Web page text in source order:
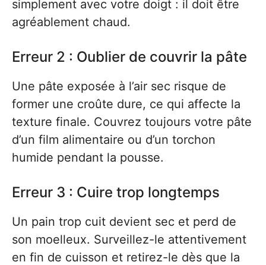
simplement avec votre doigt : il doit être
agréablement chaud.
Erreur 2 : Oublier de couvrir la pâte
Une pâte exposée à l’air sec risque de
former une croûte dure, ce qui affecte la
texture finale. Couvrez toujours votre pâte
d’un film alimentaire ou d’un torchon
humide pendant la pousse.
Erreur 3 : Cuire trop longtemps
Un pain trop cuit devient sec et perd de
son moelleux. Surveillez-le attentivement
en fin de cuisson et retirez-le dès que la